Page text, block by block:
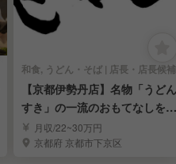
和食, うどん・そば | 店長・店長候補
【京都伊勢丹店】名物「うどん
すき」の一流のおもてなしを身
につける！
月収/22~30万円
京都府 京都市下京区